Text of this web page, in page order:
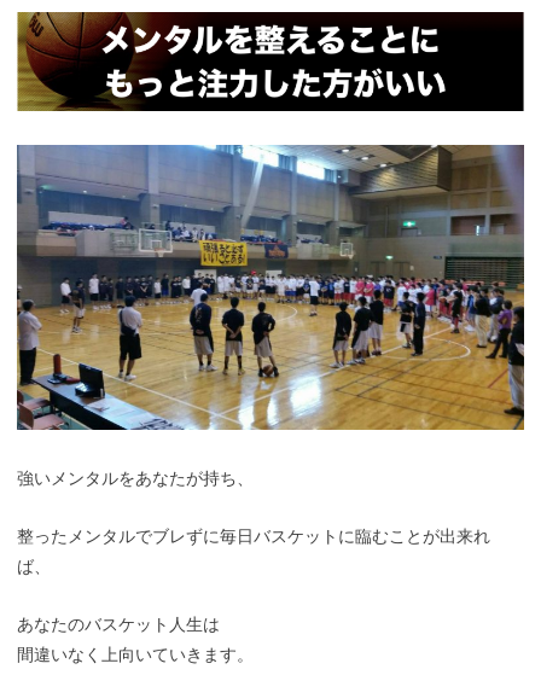
強いメンタルをあなたが持ち、
整ったメンタルでブレずに毎日バスケットに臨むことが出来れ
ば、
あなたのバスケット人生は
間違いなく上向いていきます。